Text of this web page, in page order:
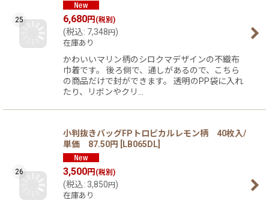
25 6,680円 (税別)
(税込: 7,348 円 )
在庫あり
かわいいマリン柄のシロクマデザインの不織布
巾着です。 後ろ側で、通しがあるので、こちら
の商品だけで封ができます。 透明のPP袋に入れ
たり、リボンやクリ…
26
小判抜きバッグFPトロピカルレモン柄 40枚入/
単価 87.50円
LB065DL
3,500円 (税別)
(税込: 3,850円)
在庫あり